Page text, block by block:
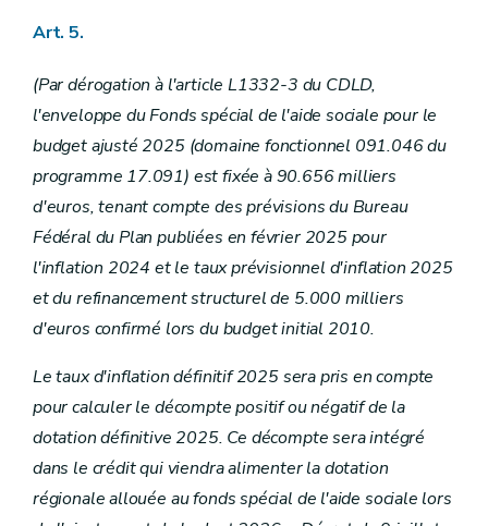
Art. 130
Art. 133
Art. 134
Art. 135
Art. 136
Art. 137
Art. 139
Art. 140
Art. 141
Art. 142
Art. 143
Art. 144
Art. 145
Art. 147
Art. 148
Art. 150
Art. 151
Art. 152
Art. 153
Art. 5.
(Par dérogation à l'article L1332-3 du CDLD,
l'enveloppe du Fonds spécial de l'aide sociale pour le
budget ajusté 2025 (domaine fonctionnel 091.046 du
programme 17.091) est fixée à 90.656 milliers
d'euros, tenant compte des prévisions du Bureau
Fédéral du Plan publiées en février 2025 pour
l'inflation 2024 et le taux prévisionnel d'inflation 2025
et du refinancement structurel de 5.000 milliers
d'euros confirmé lors du budget initial 2010.
Le taux d'inflation définitif 2025 sera pris en compte
pour calculer le décompte positif ou négatif de la
dotation définitive 2025. Ce décompte sera intégré
dans le crédit qui viendra alimenter la dotation
régionale allouée au fonds spécial de l'aide sociale lors